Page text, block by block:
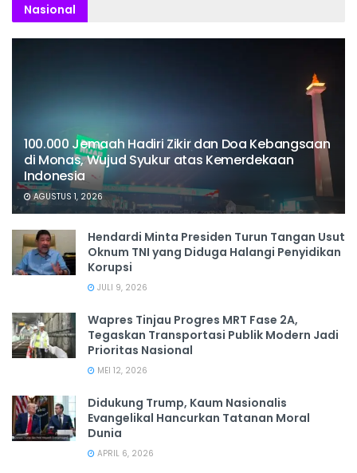
Nasional
100.000 Jemaah Hadiri Zikir dan Doa Kebangsaan
di Monas, Wujud Syukur atas Kemerdekaan
Indonesia
AGUSTUS 1, 2026
Hendardi Minta Presiden Turun Tangan Usut
Oknum TNI yang Diduga Halangi Penyidikan
Korupsi
JULI 9, 2026
Wapres Tinjau Progres MRT Fase 2A,
Tegaskan Transportasi Publik Modern Jadi
Prioritas Nasional
MEI 12, 2026
Didukung Trump, Kaum Nasionalis
Evangelikal Hancurkan Tatanan Moral
Dunia
APRIL 6, 2026